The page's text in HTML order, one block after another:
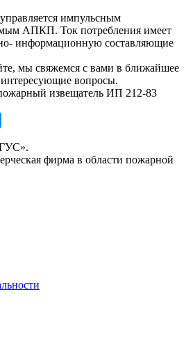
импульсным
АПКП. Ток потребления имеет
информационную составляющие
мы свяжемся с вами в ближайшее
вопросы.
фирма в области пожарной